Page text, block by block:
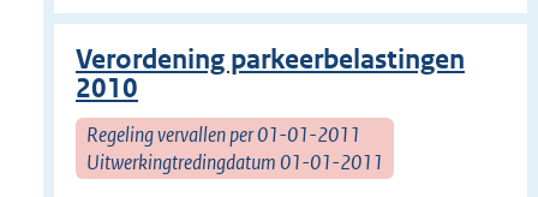
Verordening parkeerbelastingen
2010
Regeling vervallen per 01-01-2011
Uitwerkingtredingdatum 01-01-2011